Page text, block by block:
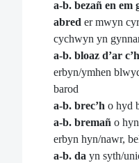
a-b. bezañ en em
abred er mwyn
cychwyn yn
a-b. bloaz d’ar
erbyn/ymhen
barod
a-b. brec’h o hyd
a-b. bremañ o
erbyn hyn/nawr,
a-b. da yn syth/